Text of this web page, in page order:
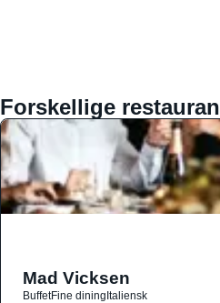
Forskellige
Mad Vicksen
BuffetFine diningItaliensk